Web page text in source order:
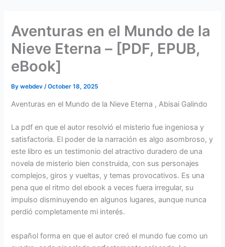
content
Aventuras en el Mundo de la
Nieve Eterna – [PDF, EPUB,
eBook]
Bywebdev /October 18, 2025
Aventuras en el Mundo de la Nieve Eterna , Abisai Galindo
La pdf en que el autor resolvió el misterio fue ingeniosa y
satisfactoria. El poder de la narración es algo asombroso, y
este libro es un testimonio del atractivo duradero de una
novela de misterio bien construida, con sus personajes
complejos, giros y vueltas, y temas provocativos. Es una
pena que el ritmo del ebook a veces fuera irregular, su
impulso disminuyendo en algunos lugares, aunque nunca
perdió completamente mi interés.
español forma en que el autor creó el mundo fue como un